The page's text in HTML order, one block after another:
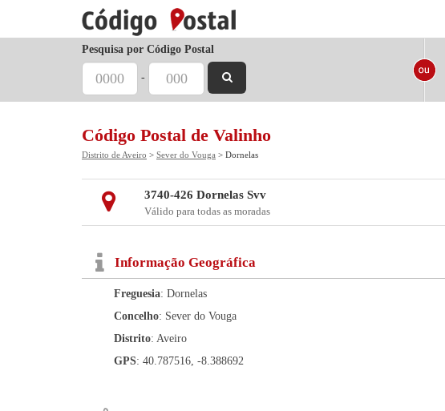
Pesquisa por Código Postal
-
Código Postal de Valinho
Distrito de Aveiro > Sever do Vouga > Dornelas
3740-426 Dornelas Svv
Válido para todas as moradas
Informação Geográfica
Freguesia: Dornelas
Concelho: Sever do Vouga
Distrito: Aveiro
GPS: 40.787516, -8.388692